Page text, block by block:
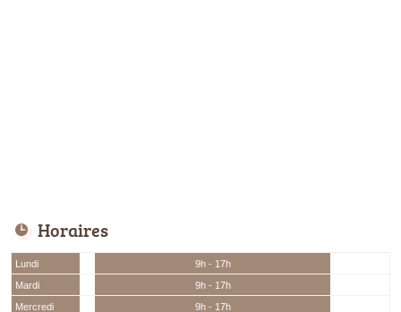
Horaires
Lundi
9h - 17h
Mardi
9h - 17h
Mercredi
9h - 17h